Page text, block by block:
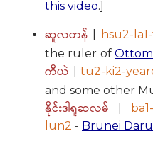
this video.]
ဆူလတန် hsu2-
the ruler of
ကီယဲ |tu2-ki2-
and some other
နိုင်းဒါရူဆလမ်
lun2 - Brunei